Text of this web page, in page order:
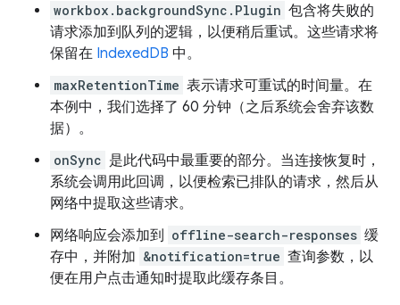
workbox.backgroundSync.Plugin 包含将失败的
请求添加到队列的逻辑，以便稍后重试。这些请求将
保留在 IndexedDB 中。
maxRetentionTime 表示请求可重试的时间量。在
本例中，我们选择了 60 分钟（之后系统会舍弃该数
据）。
onSync 是此代码中最重要的部分。当连接恢复时，
系统会调用此回调，以便检索已排队的请求，然后从
网络中提取这些请求。
网络响应会添加到 offline-search-responses 缓
存中，并附加 &notification=true 查询参数，以
便在用户点击通知时提取此缓存条目。